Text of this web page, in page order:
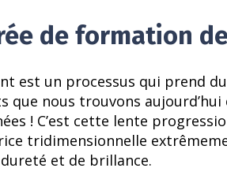
de formation
est un processus qui prend
que nous trouvons
! C’est cette lente
tridimensionnelle
et de brillance.